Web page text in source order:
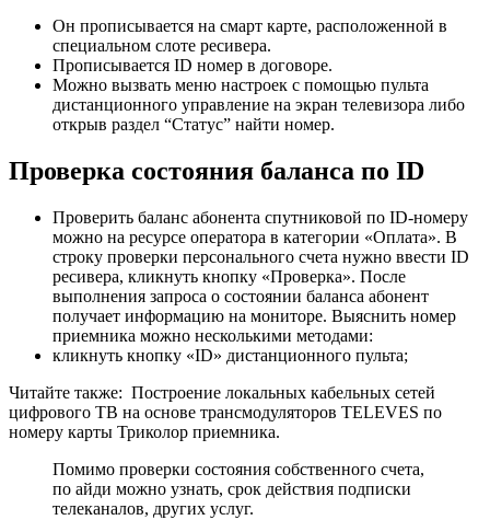
Он прописывается на смарт карте, расположенной в
специальном слоте ресивера.
Прописывается ID номер в договоре.
Можно вызвать меню настроек с помощью пульта
дистанционного управление на экран телевизора либо
открыв раздел “Статус” найти номер.
Проверка состояния баланса по ID
Проверить баланс абонента спутниковой по ID-номеру
можно на ресурсе оператора в категории «Оплата». В
строку проверки персонального счета нужно ввести ID
ресивера, кликнуть кнопку «Проверка». После
выполнения запроса о состоянии баланса абонент
получает информацию на мониторе. Выяснить номер
приемника можно несколькими методами:
кликнуть кнопку «ID» дистанционного пульта;
Читайте также: Построение локальных кабельных сетей
цифрового ТВ на основе трансмодуляторов TELEVES по
номеру карты Триколор приемника.
Помимо проверки состояния собственного счета,
по айди можно узнать, срок действия подписки
телеканалов, других услуг.